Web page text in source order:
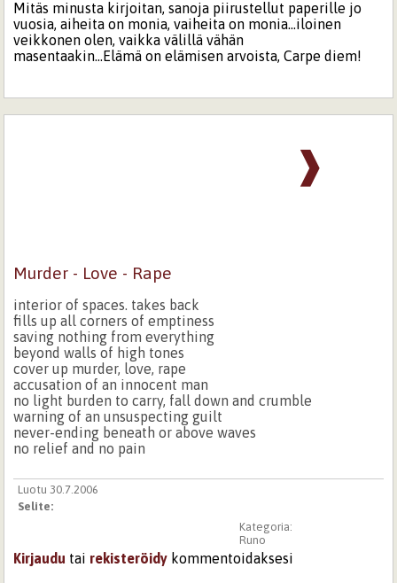
Mitäs minusta kirjoitan, sanoja piirustellut paperille jo
vuosia, aiheita on monia, vaiheita on monia...iloinen
veikkonen olen, vaikka välillä vähän
masentaakin...Elämä on elämisen arvoista, Carpe diem!
❱
Murder - Love - Rape
interior of spaces. takes back
fills up all corners of emptiness
saving nothing from everything
beyond walls of high tones
cover up murder, love, rape
accusation of an innocent man
no light burden to carry, fall down and crumble
warning of an unsuspecting guilt
never-ending beneath or above waves
no relief and no pain
Luotu 30.7.2006
Selite:
Kategoria:
Runo
Kirjaudu tai rekisteröidy kommentoidaksesi